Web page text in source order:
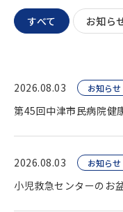
すべて お知ら
2026.08.03 お知らせ
第45回中津市民病院健
2026.08.03 お知らせ
小児救急センターのお